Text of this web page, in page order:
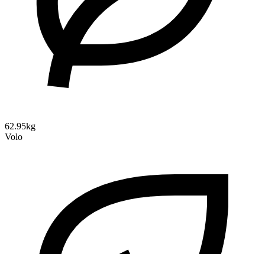
62.95kg
Volo